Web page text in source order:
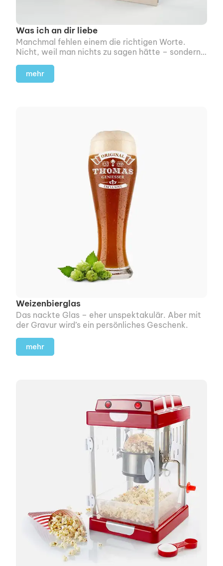
Was ich an dir liebe
Manchmal fehlen einem die richtigen Worte.
Nicht, weil man nichts zu sagen hätte – sondern
soll.mehr
Weizenbierglas
Das nackte Glas – eher unspek­takulär. Aber mit
der Gravur wird’s ein persönliches Geschenk.
mehr